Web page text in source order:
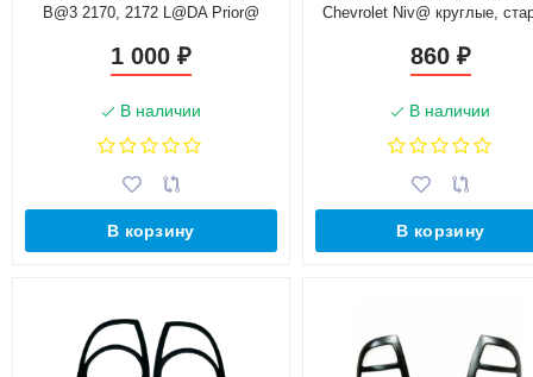
B@3 2170, 2172 L@DA Prior@
1 000 ₽
В наличии
В корзину
Chevrolet Niv@ круглые,
860 ₽
В наличии
В корзину